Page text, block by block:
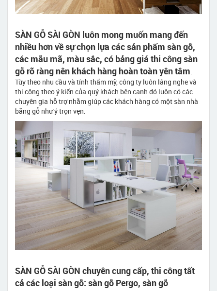
SÀN GỖ SÀI GÒN luôn mong muốn mang đến
nhiều hơn về sự chọn lựa các sản phẩm sàn gỗ,
các mẫu mã, màu sắc, có bảng giá thi công sàn
gỗ rõ ràng nên khách hàng hoàn toàn yên tâm.
Tùy theo nhu cầu và tính thẩm mỹ, công ty luôn lắng nghe và
thi công theo ý kiến của quý khách bên cạnh đó luôn có các
chuyên gia hỗ trợ nhằm giúp các khách hàng có một sàn nhà
bằng gỗ như ý trọn vẹn.
SÀN GỖ SÀI GÒN chuyên cung cấp, thi công tất
cả các loại sàn gỗ: sàn gỗ Pergo, sàn gỗ